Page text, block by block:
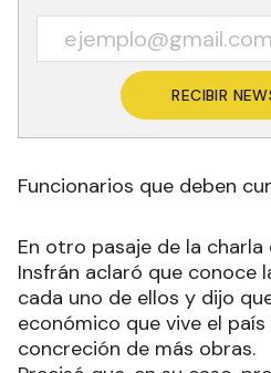
RECIBIR
Funcionarios que deben
En otro pasaje de la
Insfrán aclaró que conoce
cada uno de ellos y dijo
económico que vive el
concreción de más obras.